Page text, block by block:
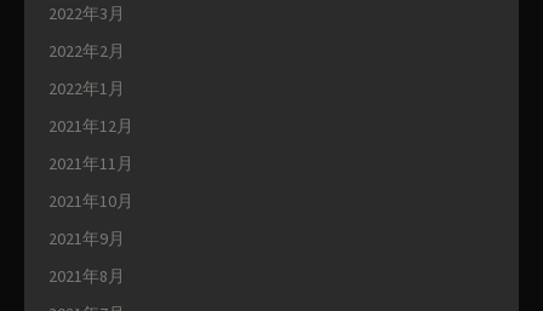
2022年3月
2022年2月
2022年1月
2021年12月
2021年11月
2021年10月
2021年9月
2021年8月